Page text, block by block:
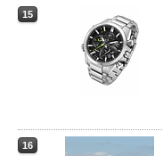
15
16